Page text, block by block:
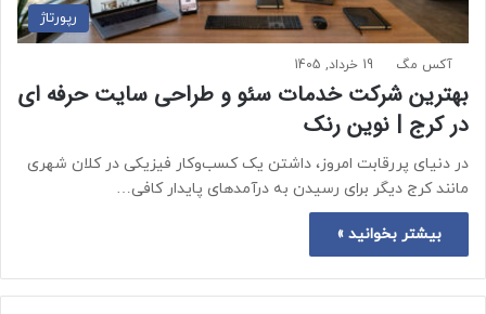
رپورتاژ
آکس مگ 19 خرداد, 1405
بهترین شرکت خدمات سئو و طراحی سایت حرفه ای
در کرج | نوین رنک
در دنیای پررقابت امروز، داشتن یک کسب‌وکار فیزیکی در کلان‌ شهری
مانند کرج دیگر برای رسیدن به درآمدهای پایدار کافی…
بیشتر بخوانید »